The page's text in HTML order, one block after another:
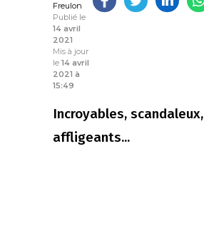
Freulon
Publié le
14 avril
2021
Mis à jour
le 14 avril
2021 à
15:49
Incroyables, scandaleux,
affligeants...